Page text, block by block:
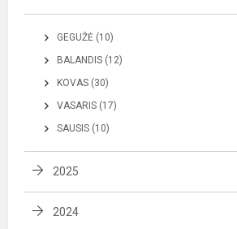
GEGUŽĖ (10)
BALANDIS (12)
KOVAS (30)
VASARIS (17)
SAUSIS (10)
2025
2024